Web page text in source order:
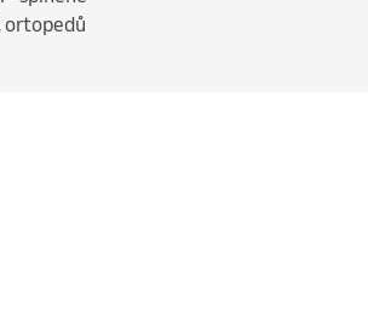
ortopedů